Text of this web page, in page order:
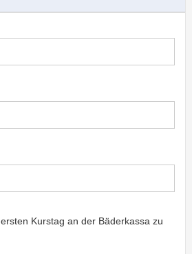
Kurstag an der Bäderkassa zu